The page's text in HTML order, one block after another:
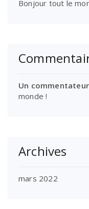
Bonjour tout le
Un
monde !
Archives
mars 2022